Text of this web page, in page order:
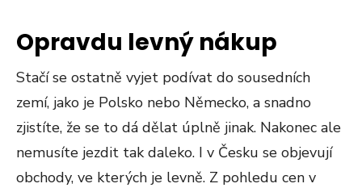
Opravdu levný nákup
Stačí se ostatně vyjet podívat do sousedních
zemí, jako je Polsko nebo Německo, a snadno
zjistíte, že se to dá dělat úplně jinak. Nakonec ale
nemusíte jezdit tak daleko. I v Česku se objevují
obchody, ve kterých je levně. Z pohledu cen v